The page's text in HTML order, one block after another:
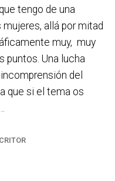
tengo de una
allá por mitad
muy, muy
puntos. Una lucha
del
que si el tema os